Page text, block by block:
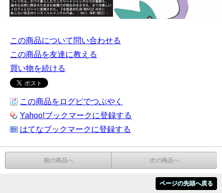
この商品について問い合わせる
この商品を友達に教える
買い物を続ける
この商品をログピでつぶやく
Yahoo!ブックマークに登録する
はてなブックマークに登録する
前の商品へ 次の商品へ
ページの先頭へ戻る